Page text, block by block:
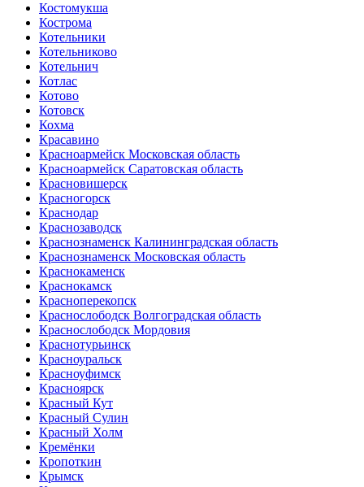
Костомукша
Кострома
Котельники
Котельниково
Котельнич
Котлас
Котово
Котовск
Кохма
Красавино
Красноармейск Московская область
Красноармейск Саратовская область
Красновишерск
Красногорск
Краснодар
Краснозаводск
Краснознаменск Калининградская область
Краснознаменск Московская область
Краснокаменск
Краснокамск
Красноперекопск
Краснослободск Волгоградская область
Краснослободск Мордовия
Краснотурьинск
Красноуральск
Красноуфимск
Красноярск
Красный Кут
Красный Сулин
Красный Холм
Кремёнки
Кропоткин
Крымск